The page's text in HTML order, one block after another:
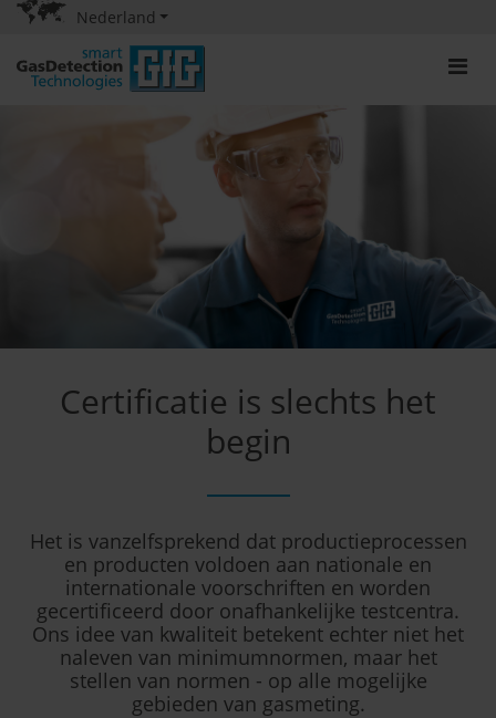
Nederland
Certificatie is slechts het
begin
Het is vanzelfsprekend dat productieprocessen
en producten voldoen aan nationale en
internationale voorschriften en worden
gecertificeerd door onafhankelijke testcentra.
Ons idee van kwaliteit betekent echter niet het
naleven van minimumnormen, maar het
stellen van normen - op alle mogelijke
gebieden van gasmeting.